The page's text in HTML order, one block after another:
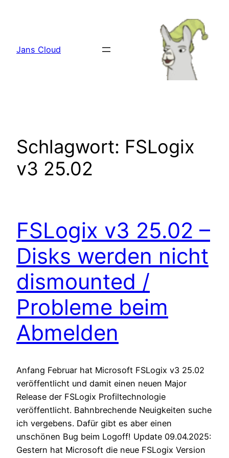
Jans Cloud
Schlagwort: FSLogix
v3 25.02
FSLogix v3 25.02 –
Disks werden nicht
dismounted /
Probleme beim
Abmelden
Anfang Februar hat Microsoft FSLogix v3 25.02
veröffentlicht und damit einen neuen Major
Release der FSLogix Profiltechnologie
veröffentlicht. Bahnbrechende Neuigkeiten suche
ich vergebens. Dafür gibt es aber einen
unschönen Bug beim Logoff! Update 09.04.2025:
Gestern hat Microsoft die neue FSLogix Version